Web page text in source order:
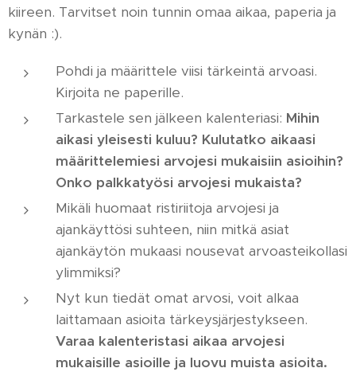
kiireen. Tarvitset noin tunnin omaa aikaa, paperia ja
kynän :).
Pohdi ja määrittele viisi tärkeintä arvoasi.
Kirjoita ne paperille.
Tarkastele sen jälkeen kalenteriasi: Mihin
aikasi yleisesti kuluu? Kulutatko aikaasi
määrittelemiesi arvojesi mukaisiin asioihin?
Onko palkkatyösi arvojesi mukaista?
Mikäli huomaat ristiriitoja arvojesi ja
ajankäyttösi suhteen, niin mitkä asiat
ajankäytön mukaasi nousevat arvoasteikollasi
ylimmiksi?
Nyt kun tiedät omat arvosi, voit alkaa
laittamaan asioita tärkeysjärjestykseen.
Varaa kalenteristasi aikaa arvojesi
mukaisille asioille ja luovu muista asioita.